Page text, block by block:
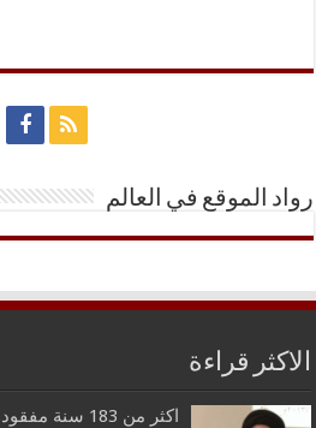
رواد الموقع في العالم
الاكثر قراءة
اكثر من 183